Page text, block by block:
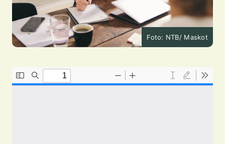
Foto: NTB/ Maskot